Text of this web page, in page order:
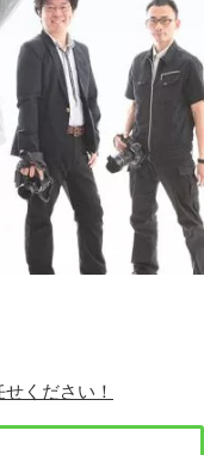
ください！